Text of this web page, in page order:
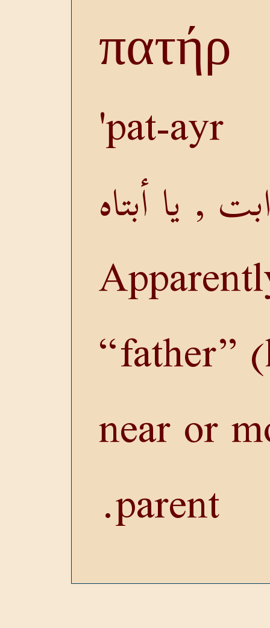
πατήρ
pat-ayr'
, يا أبتاه
father
near or
parent.